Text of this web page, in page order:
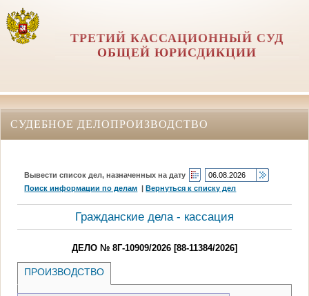
ТРЕТИЙ КАССАЦИОННЫЙ СУД
ОБЩЕЙ ЮРИСДИКЦИИ
СУДЕБНОЕ ДЕЛОПРОИЗВОДСТВО
Вывести список дел, назначенных на дату
Поиск информации по делам |Вернуться к списку дел
Гражданские дела - кассация
ДЕЛО № 8Г-10909/2026 [88-11384/2026]
ПРОИЗВОДСТВО